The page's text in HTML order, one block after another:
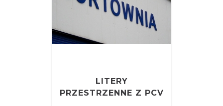
LITERY
PRZESTRZENNE Z PCV